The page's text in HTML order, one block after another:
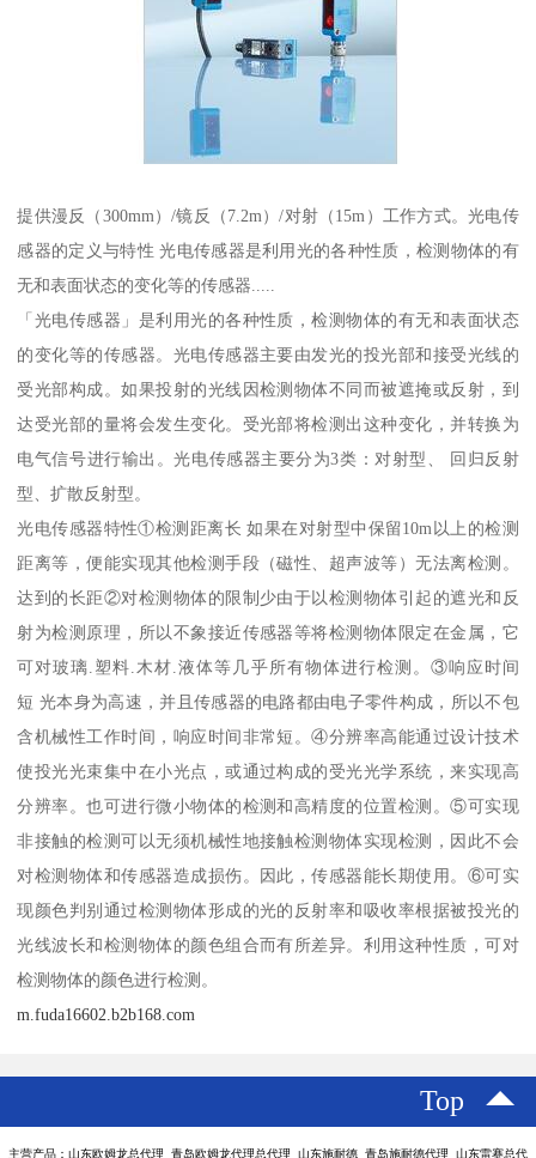
提供漫反（300mm）/镜反（7.2m）/对射（15m）工作方式。光电传
感器的定义与特性 光电传感器是利用光的各种性质，检测物体的有
无和表面状态的变化等的传感器.....
「光电传感器」是利用光的各种性质，检测物体的有无和表面状态
的变化等的传感器。光电传感器主要由发光的投光部和接受光线的
受光部构成。如果投射的光线因检测物体不同而被遮掩或反射，到
达受光部的量将会发生变化。受光部将检测出这种变化，并转换为
电气信号进行输出。光电传感器主要分为3类：对射型、 回归反射
型、扩散反射型。
光电传感器特性①检测距离长 如果在对射型中保留10m以上的检测
距离等，便能实现其他检测手段（磁性、超声波等）无法离检测。
达到的长距②对检测物体的限制少由于以检测物体引起的遮光和反
射为检测原理，所以不象接近传感器等将检测物体限定在金属，它
可对玻璃.塑料.木材.液体等几乎所有物体进行检测。③响应时间
短 光本身为高速，并且传感器的电路都由电子零件构成，所以不包
含机械性工作时间，响应时间非常短。④分辨率高能通过设计技术
使投光光束集中在小光点，或通过构成的受光光学系统，来实现高
分辨率。也可进行微小物体的检测和高精度的位置检测。⑤可实现
非接触的检测可以无须机械性地接触检测物体实现检测，因此不会
对检测物体和传感器造成损伤。因此，传感器能长期使用。⑥可实
现颜色判别通过检测物体形成的光的反射率和吸收率根据被投光的
光线波长和检测物体的颜色组合而有所差异。利用这种性质，可对
检测物体的颜色进行检测。
m.fuda16602.b2b168.com
Top
主营产品：山东欧姆龙总代理 青岛欧姆龙代理总代理 山东施耐德 青岛施耐德代理 山东雷赛总代